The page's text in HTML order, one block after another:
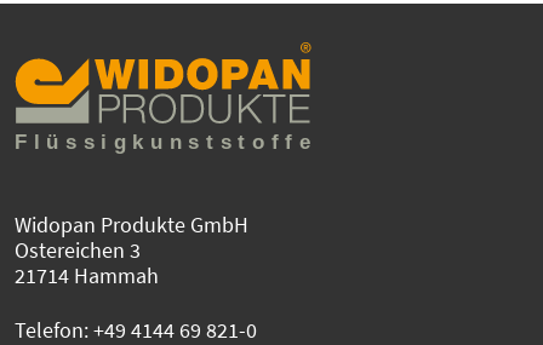
Widopan Produkte GmbH
Ostereichen 3
21714 Hammah
Telefon:+49 4144 69 821-0